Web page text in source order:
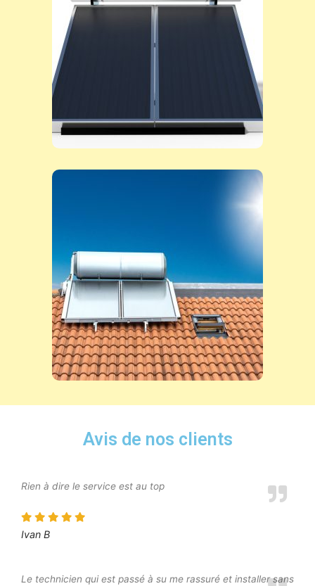
Avis de nos clients
Rien à dire le service est au top
Ivan B
Le technicien qui est passé à su me rassuré et installer sans